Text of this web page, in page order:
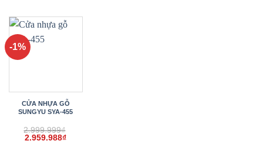
2.999.999₫.là:
2.959.998₫.
-1%
CỬA NHỰA GỖ
SUNGYU SYA-455
2.999.999₫
Giá
2.959.988₫Giá